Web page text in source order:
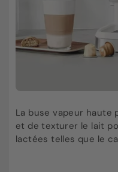
La buse vapeur
et de texturer le lait
lactées telles que le